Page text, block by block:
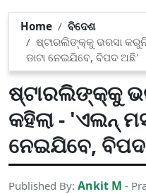
Home
ବିଦେଶ
ଷ୍ଟାରଲିଙ୍କ୍‌କୁ ଭରସା
ଡାଟା ନେଇଯିବେ, ବିପଦ ଅଛି'
ଷ୍ଟାରଲିଙ୍କ୍‌କୁ
କହିଲା - 'ଏଲନ୍
ନେଇଯିବେ,
Published By: Ankit M -